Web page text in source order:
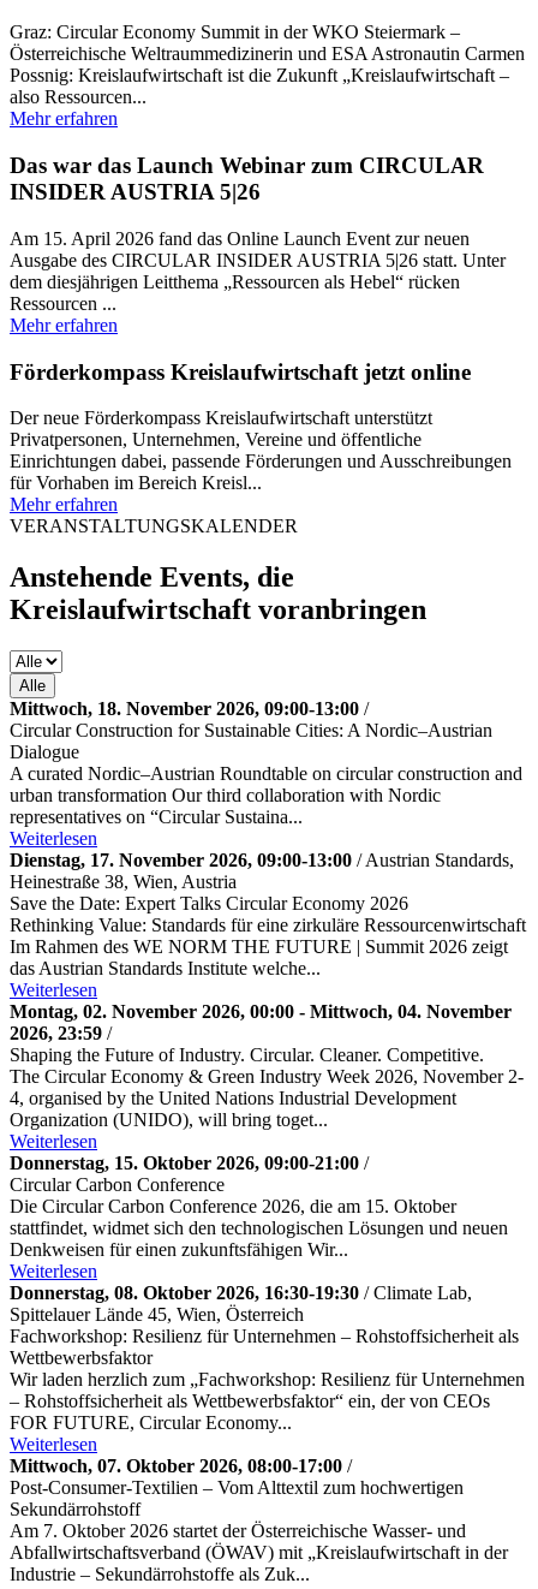
Graz: Circular Economy Summit in der WKO Steiermark –
Österreichische Weltraummedizinerin und ESA Astronautin Carmen
Possnig: Kreislaufwirtschaft ist die Zukunft „Kreislaufwirtschaft –
also Ressourcen...
Mehr erfahren
Das war das Launch Webinar zum CIRCULAR
INSIDER AUSTRIA 5|26
Am 15. April 2026 fand das Online Launch Event zur neuen
Ausgabe des CIRCULAR INSIDER AUSTRIA 5|26 statt. Unter
dem diesjährigen Leitthema „Ressourcen als Hebel“ rücken
Ressourcen ...
Mehr erfahren
Förderkompass Kreislaufwirtschaft jetzt online
Der neue Förderkompass Kreislaufwirtschaft unterstützt
Privatpersonen, Unternehmen, Vereine und öffentliche
Einrichtungen dabei, passende Förderungen und Ausschreibungen
für Vorhaben im Bereich Kreisl...
Mehr erfahren
VERANSTALTUNGSKALENDER
Anstehende Events, die
Kreislaufwirtschaft voranbringen
Alle
Mittwoch, 18. November 2026, 09:00-13:00 /
Circular Construction for Sustainable Cities: A Nordic–Austrian
Dialogue
A curated Nordic–Austrian Roundtable on circular construction and
urban transformation Our third collaboration with Nordic
representatives on “Circular Sustaina...
Weiterlesen
Dienstag, 17. November 2026, 09:00-13:00 / Austrian Standards,
Heinestraße 38, Wien, Austria
Save the Date: Expert Talks Circular Economy 2026
Rethinking Value: Standards für eine zirkuläre Ressourcenwirtschaft
Im Rahmen des WE NORM THE FUTURE | Summit 2026 zeigt
das Austrian Standards Institute welche...
Weiterlesen
Montag, 02. November 2026, 00:00 - Mittwoch, 04. November
2026, 23:59 /
Shaping the Future of Industry. Circular. Cleaner. Competitive.
The Circular Economy & Green Industry Week 2026, November 2-
4, organised by the United Nations Industrial Development
Organization (UNIDO), will bring toget...
Weiterlesen
Donnerstag, 15. Oktober 2026, 09:00-21:00 /
Circular Carbon Conference
Die Circular Carbon Conference 2026, die am 15. Oktober
stattfindet, widmet sich den technologischen Lösungen und neuen
Denkweisen für einen zukunftsfähigen Wir...
Weiterlesen
Donnerstag, 08. Oktober 2026, 16:30-19:30 / Climate Lab,
Spittelauer Lände 45, Wien, Österreich
Fachworkshop: Resilienz für Unternehmen – Rohstoffsicherheit als
Wettbewerbsfaktor
Wir laden herzlich zum „Fachworkshop: Resilienz für Unternehmen
– Rohstoffsicherheit als Wettbewerbsfaktor“ ein, der von CEOs
FOR FUTURE, Circular Economy...
Weiterlesen
Mittwoch, 07. Oktober 2026, 08:00-17:00 /
Post-Consumer-Textilien – Vom Alttextil zum hochwertigen
Sekundärrohstoff
Am 7. Oktober 2026 startet der Österreichische Wasser- und
Abfallwirtschaftsverband (ÖWAV) mit „Kreislaufwirtschaft in der
Industrie – Sekundärrohstoffe als Zuk...